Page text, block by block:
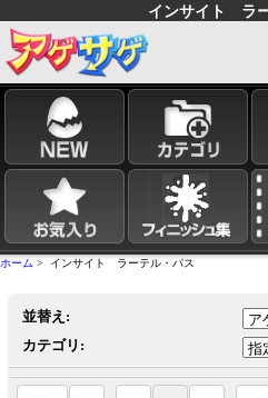
インサイト ラ
ホーム > インサイト ラーテル・パス
並替え:
カテゴリ: